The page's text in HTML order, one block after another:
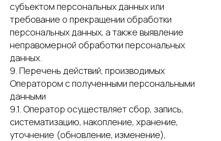
субъектом персональных данных или
требование о прекращении обработки
персональных данных, а также выявление
неправомерной обработки персональных
данных.
9. Перечень действий, производимых
Оператором с полученными персональными
данными
9.1. Оператор осуществляет сбор, запись,
систематизацию, накопление, хранение,
уточнение (обновление, изменение),